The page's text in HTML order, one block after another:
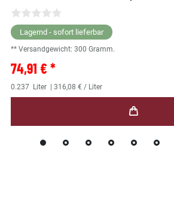
Lagernd - sofort lieferbar
** Versandgewicht: 300 Gramm.
74,91 € *
0.237 Liter | 316,08 € / Liter